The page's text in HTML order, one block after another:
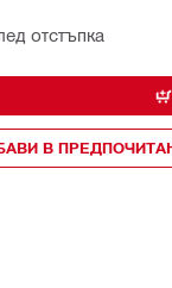
отстъпка
В